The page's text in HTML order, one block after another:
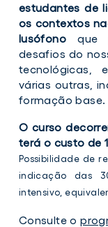
estudantes de
os contextos
lusófono que
desafios do
tecnológicas,
várias outras,
formação base.
O curso
terá o custo de
Possibilidade de
indicação das
intensivo,
Consulte o